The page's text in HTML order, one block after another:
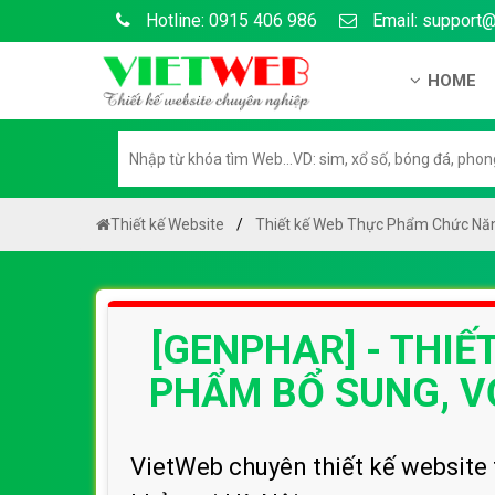
Hotline: 0915 406 986 Email:
HOME
Hướng
Chính
Chính
Liên hệ
Chính
Thiết kế Website Thiết kế Web Thực Phẩm Chức
[GENPHAR] -
PHẨM BỔ SUNG,
VietWeb chuyên thiết kế